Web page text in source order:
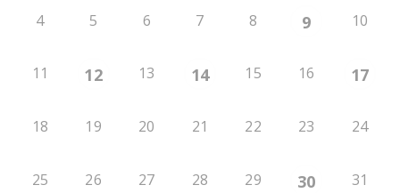
4 5 6 7 8 9 10
11 12 13 14 15 16 17
18 19 20 21 22 23 24
25 26 27 28 29 30 31